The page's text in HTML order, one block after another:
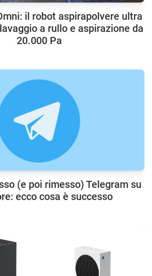
il robot aspirapolvere ultra
a rullo e aspirazione da
20.000 Pa
(e poi rimesso) Telegram su
ecco cosa è successo